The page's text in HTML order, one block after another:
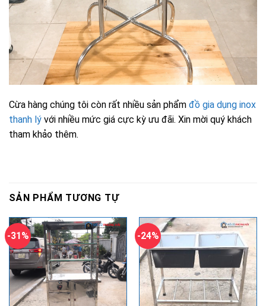
Cừa hàng chúng tôi còn rất nhiều sản phẩm đồ gia dụng inox
thanh lý với nhiều mức giá cực kỳ ưu đãi. Xin mời quý khách
tham khảo thêm.
SẢN PHẨM TƯƠNG TỰ
-31% -24%